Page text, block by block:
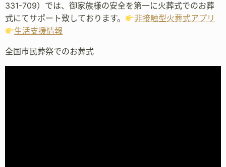
331-709）では、御家族様の安全を第一に火葬式でのお葬
式にてサポート致しております。
非接触型火葬式アプリ
生活支援情報
全国市民葬祭でのお葬式